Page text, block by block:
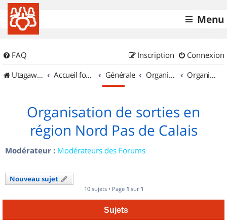
Menu
FAQ Connexion
Inscription
UtagawaVTT (Randos VTT et VTTAE avec traces GPS)
Accueil forum Générale Organisation de sorties & Recherche de partenaires Organisation de sorties en région Nord Pas de Calais
Organisation de sorties en
région Nord Pas de Calais
Modérateur : Modérateurs des Forums
Nouveau sujet
10 sujets • Page 1 sur 1
Sujets